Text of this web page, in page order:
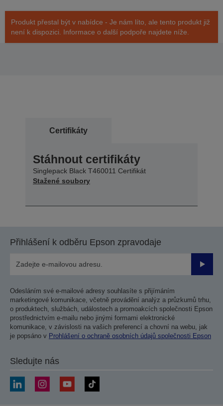
Produkt přestal být v nabídce - Je nám líto, ale tento produkt již
není k dispozici. Informace o další podpoře najdete níže.
Certifikáty
Stáhnout certifikáty
Singlepack Black T460011 Certifikát
Stažené soubory
Přihlášení k odběru Epson zpravodaje
Odesláním své e-mailové adresy souhlasíte s přijímáním
marketingové komunikace, včetně provádění analýz a průzkumů trhu,
o produktech, službách, událostech a promoakcích společnosti Epson
prostřednictvím e-mailu nebo jinými formami elektronické
komunikace, v závislosti na vašich preferencí a chovní na webu, jak
je popsáno v Prohlášení o ochraně osobních údajů společnosti Epson
Sledujte nás